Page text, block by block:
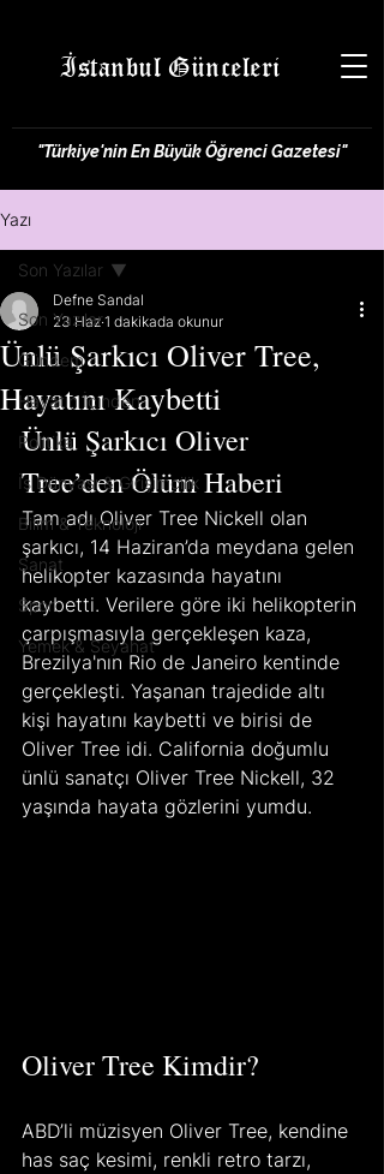
İstanbul Günceleri
"Türkiye'nin En Büyük Öğrenci Gazetesi"
Yazı
Son Yazılar
Gündem
Hayatın İçinden
Politika
İş Dünyası & Girişimcilik
Bilim & Teknoloji
Sanat
Spor
Yemek & Seyahat
Son Yazılar
Ünlü Şarkıcı Oliver Tree,
Hayatını Kaybetti
Defne Sandal
23 Haz 1 dakikada okunur
Ünlü Şarkıcı Oliver
Tree’den Ölüm Haberi
Tam adı Oliver Tree Nickell olan
şarkıcı, 14 Haziran’da meydana gelen
helikopter kazasında hayatını
kaybetti. Verilere göre iki helikopterin
çarpışmasıyla gerçekleşen kaza,
Brezilya'nın Rio de Janeiro kentinde
gerçekleşti. Yaşanan trajedide altı
kişi hayatını kaybetti ve birisi de
Oliver Tree idi. California doğumlu
ünlü sanatçı Oliver Tree Nickell, 32
yaşında hayata gözlerini yumdu.
Oliver Tree Kimdir?
ABD’li müzisyen Oliver Tree, kendine
has saç kesimi, renkli retro tarzı,